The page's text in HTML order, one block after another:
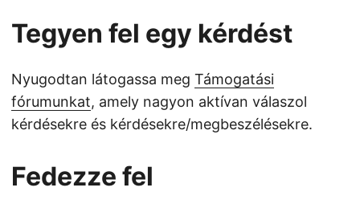
Tegyen fel egy kérdést
Nyugodtan látogassa meg Támogatási
fórumunkat, amely nagyon aktívan válaszol
kérdésekre és kérdésekre/megbeszélésekre.
Fedezze fel